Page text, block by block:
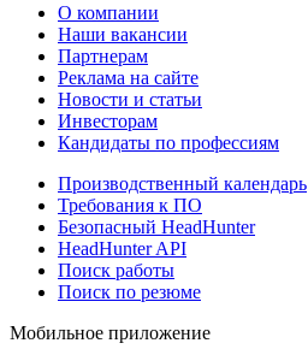
О компании
Наши вакансии
Партнерам
Реклама на сайте
Новости и статьи
Инвесторам
Кандидаты по профессиям
Производственный календарь
Требования к ПО
Безопасный HeadHunter
HeadHunter API
Поиск работы
Поиск по резюме
Мобильное приложение